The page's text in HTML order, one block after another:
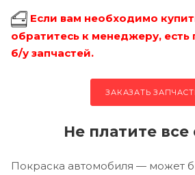
Если вам необходимо
обратитесь к менеджеру,
б/у запчастей.
ЗАКАЗАТЬ
Не платите все
Покраска автомобиля — может